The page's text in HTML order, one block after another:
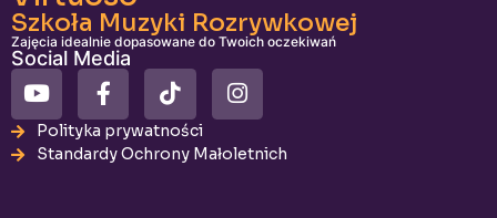
Szkoła Muzyki Rozrywkowej
Zajęcia idealnie dopasowane do Twoich oczekiwań
Social Media
Polityka prywatności
Standardy Ochrony Małoletnich